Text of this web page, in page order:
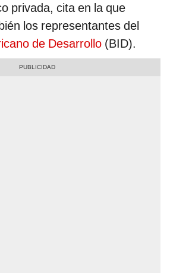
privada, cita en la que
los representantes del
de Desarrollo (BID).